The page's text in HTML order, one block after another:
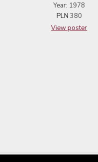
Year: 1978
PLN 380
View poster